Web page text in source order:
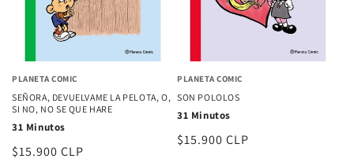
PLANETA COMIC
SEÑORA, DEVUELVAME LA PELOTA, O,
SI NO, NO SE QUE HARE
31 Minutos
Precio
$15.900 CLP
PLANETA COMIC
SON POLOLOS
31 Minutos
Precio
$15.900 CLP